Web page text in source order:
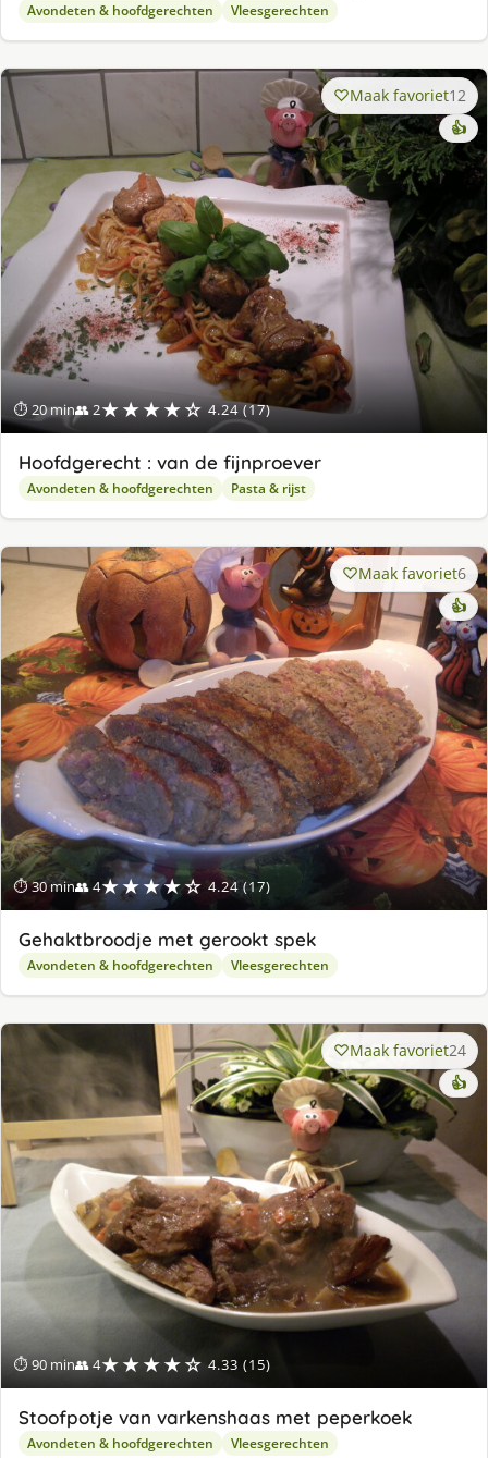
Avondeten & hoofdgerechten Vleesgerechten
⏱ 20 min👥 2★★★★☆ 4.24 (17)
Maak favoriet12
👍
Hoofdgerecht : van de fijnproever
Avondeten & hoofdgerechten Pasta & rijst
⏱ 30 min👥 4★★★★☆ 4.24 (17)
Maak favoriet6
👍
Gehaktbroodje met gerookt spek
Avondeten & hoofdgerechten Vleesgerechten
⏱ 90 min👥 4★★★★☆ 4.33 (15)
Maak favoriet24
👍
Stoofpotje van varkenshaas met peperkoek
Avondeten & hoofdgerechten Vleesgerechten